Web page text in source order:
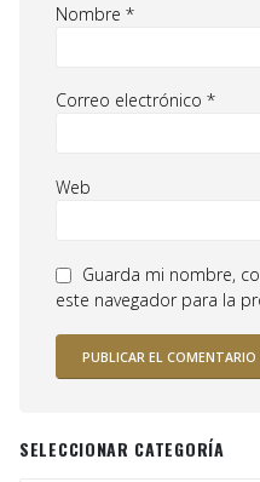
Nombre *
Correo electrónico *
Web
Guarda mi nombre,
este navegador para la
SELECCIONAR CATEGORÍA